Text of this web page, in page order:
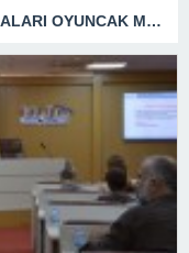
KUŞADASI’NDA ÇOCUKLUĞUN HATIRALARI OYUNCAK MÜZESİNDE HAYAT BULACAK